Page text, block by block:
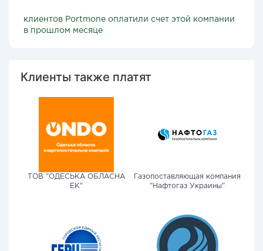
клиентов Portmone оплатили счет этой компании
в прошлом месяце
Клиенты также платят
ТОВ "ОДЕСЬКА ОБЛАСНА
ЕК"
Газопоставляющая компания
"Нафтогаз Украины"